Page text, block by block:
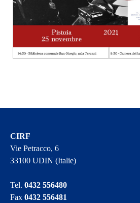
CIRF
Vie Petracco, 6
33100 UDIN (Italie)
Tel.0432 556480
Fax0432 556481